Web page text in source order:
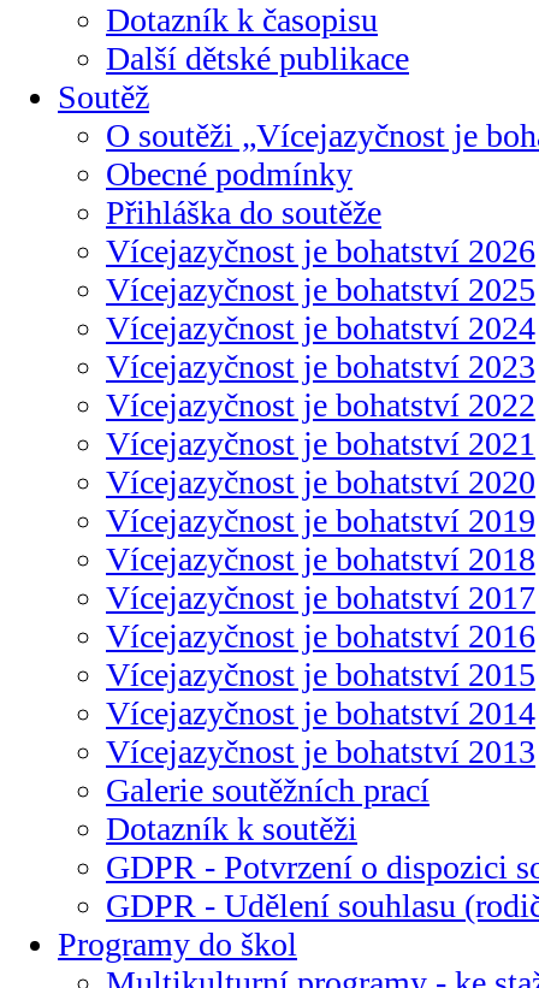
Dotazník k časopisu
Další dětské publikace
Soutěž
O soutěži „Vícejazyčnost je
Obecné podmínky
Přihláška do soutěže
Vícejazyčnost je bohatství 2026
Vícejazyčnost je bohatství 2025
Vícejazyčnost je bohatství 2024
Vícejazyčnost je bohatství 2023
Vícejazyčnost je bohatství 2022
Vícejazyčnost je bohatství 2021
Vícejazyčnost je bohatství 2020
Vícejazyčnost je bohatství 2019
Vícejazyčnost je bohatství 2018
Vícejazyčnost je bohatství 2017
Vícejazyčnost je bohatství 2016
Vícejazyčnost je bohatství 2015
Vícejazyčnost je bohatství 2014
Vícejazyčnost je bohatství 2013
Galerie soutěžních prací
Dotazník k soutěži
GDPR - Potvrzení o dispozici
GDPR - Udělení souhlasu
Programy do škol